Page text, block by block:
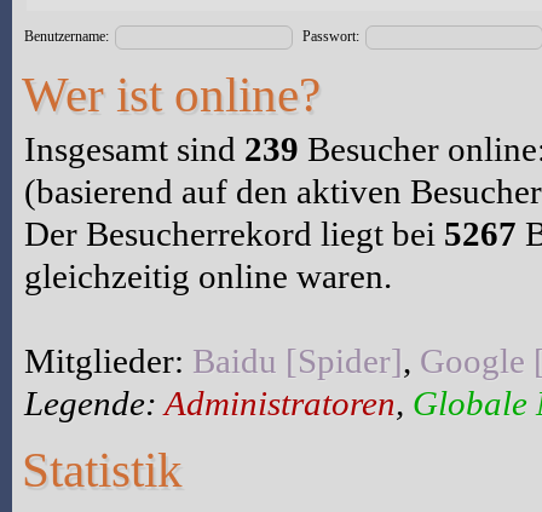
Benutzername: Passwort:
Wer ist online?
Insgesamt sind 239 Besucher
(basierend auf den aktiven
Der Besucherrekord liegt bei 5267
gleichzeitig online waren.
Mitglieder: Baidu [Spider], Google
Legende: Administratoren, Globale
Statistik